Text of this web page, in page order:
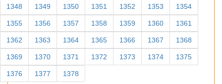
1348 1349 1350 1351 1352 1353 1354
1355 1356 1357 1358 1359 1360 1361
1362 1363 1364 1365 1366 1367 1368
1369 1370 1371 1372 1373 1374 1375
1376 1377 1378